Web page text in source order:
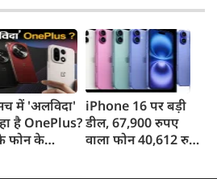
पर 50%
यात्रियों की
इलाज से बची 77
जिंदगियां
करेगी
में 'अलविदा'
है OnePlus?
फोन के
iPhone 16 पर बड़ी
डील, 67,900 रुपए
वाला फोन 40,612 रुपए